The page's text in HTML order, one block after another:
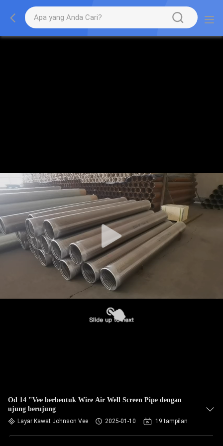
Od 14 "Vee berbentuk Wire Air Well Screen Pipe dengan
ujung berujung
Layar Kawat Johnson Vee 2025-01-10 19 tampilan